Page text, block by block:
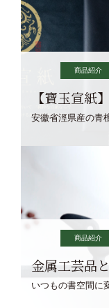
商品紹介
商品紹介